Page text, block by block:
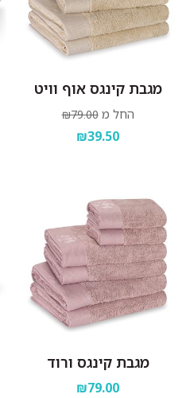
מגבת קינגס אוף וויט
החל מ ₪79.00
₪39.50
מגבת קינגס ורוד
₪79.00